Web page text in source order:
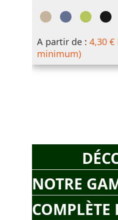
A partir de : 4,30 €
minimum)
NOTRE
COMPLÈTE